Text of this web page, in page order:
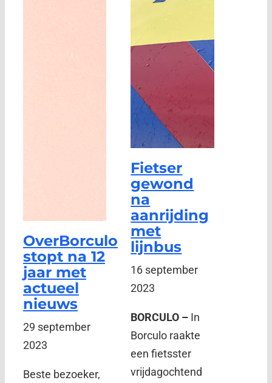
OverBorculo
stopt na 12
jaar met
actueel
nieuws
29 september
2023
Beste bezoeker,
Fietser
gewond
na
aanrijding
met
lijnbus
16 september
2023
BORCULO – In
Borculo raakte
een fietsster
vrijdagochtend